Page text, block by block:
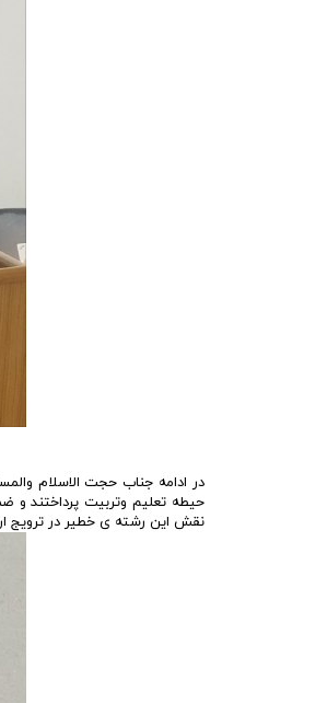
در ادامه جناب حجت الاسلام
حیطه تعلیم وتربیت پرداختند و
نقش این رشته ی خطیر در ترویج